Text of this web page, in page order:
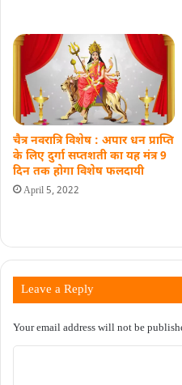
चैत्र नवरात्रि विशेष : अपार धन प्राप्ति
के लिए दुर्गा सप्तशती का यह मंत्र 9
दिन तक होगा विशेष फलदायी
April 5, 2022
Leave a Reply
Your email address will not be